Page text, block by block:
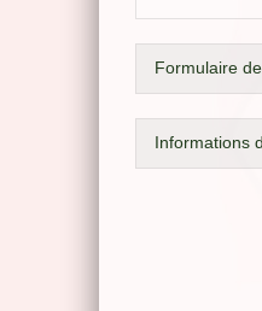
Formulaire
Informations